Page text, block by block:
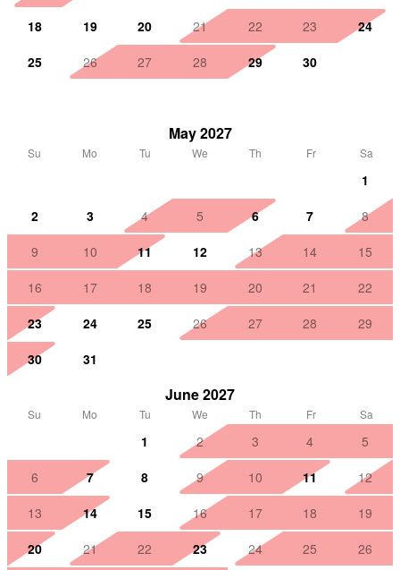
18
19 20 21 22 23
24
25
26 27 28 29 30
May 2027
Su Mo Tu We Th Fr Sa
1
2
3 4 5 6 7
8
9
10 11 12 13 14
15
16
17 18 19 20 21
22
23
24 25 26 27 28
29
30
31
June 2027
Su Mo Tu We Th Fr Sa
1 2 3 4
5
6
7 8 9 10 11
12
13
14 15 16 17 18
19
20
21 22 23 24 25 26